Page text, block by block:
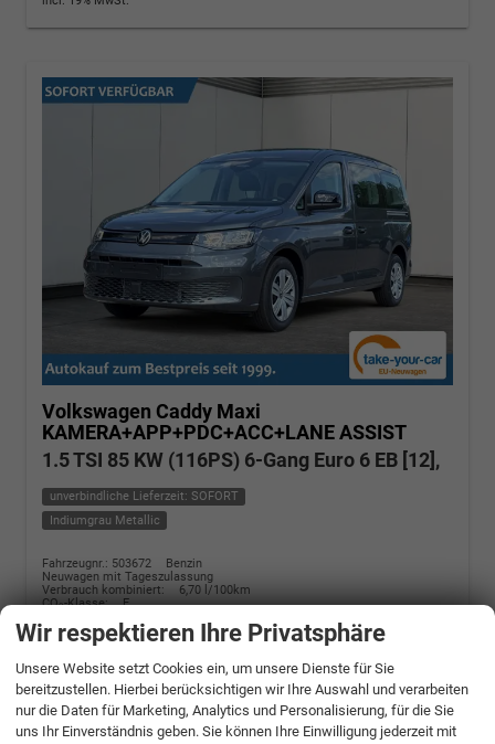
Volkswagen Caddy Maxi
KAMERA+APP+PDC+ACC+LANE ASSIST
1.5 TSI 85 KW (116PS) 6-Gang Euro 6 EB [12],
unverbindliche Lieferzeit: SOFORT
Indiumgrau Metallic
Fahrzeugnr.: 503672
Benzin
Neuwagen mit Tageszulassung
Verbrauch kombiniert:
6,70 l/100km
CO2-Klasse:
E
30.990,– €
Wir respektieren Ihre Privatsphäre
Unsere Website setzt Cookies ein, um unsere Dienste für Sie
bereitzustellen. Hierbei berücksichtigen wir Ihre Auswahl und verarbeiten
nur die Daten für Marketing, Analytics und Personalisierung, für die Sie
uns Ihr Einverständnis geben. Sie können Ihre Einwilligung jederzeit mit